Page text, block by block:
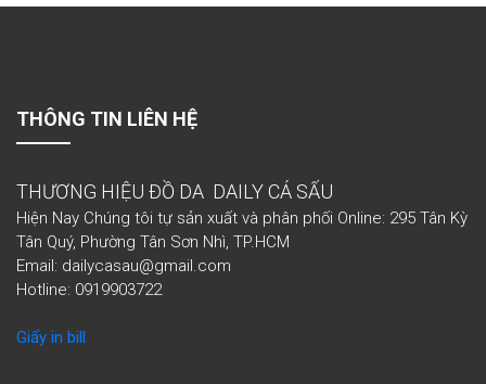
THÔNG TIN LIÊN HỆ
THƯƠNG HIỆU ĐỒ DA DAILY CÁ SẤU
Hiện Nay Chúng tôi tự sản xuất và phân phối Online: 295 Tân Kỳ
Tân Quý, Phường Tân Sơn Nhì, TP.HCM
Email: dailycasau@gmail.com
Hotline: 0919903722
Giấy in bill